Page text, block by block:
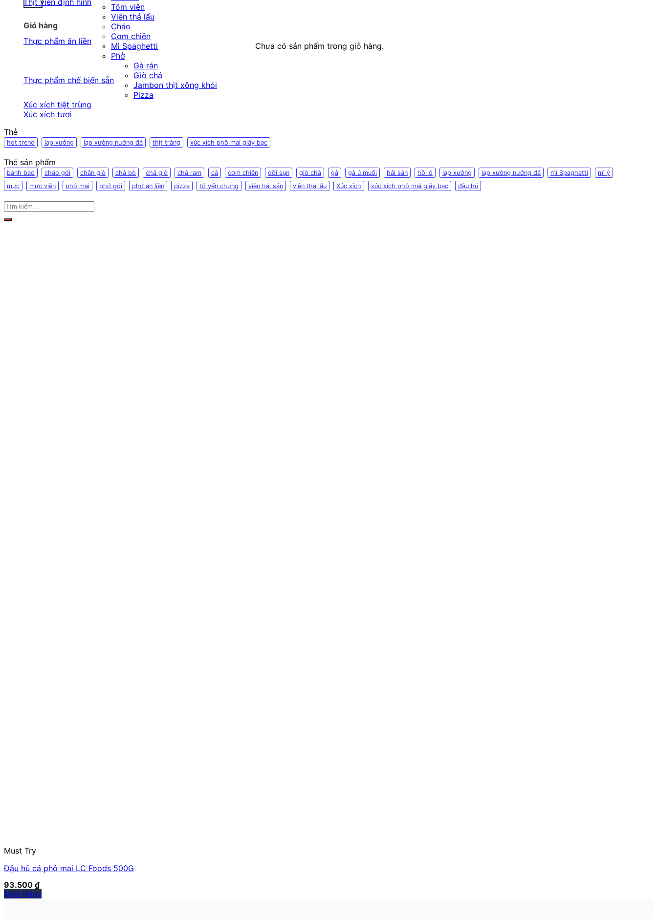
Giỏ hàng
Chưa có sản phẩm trong giỏ hàng.
Thịt viên định hình
Tôm viên
Viên thả lẩu
Thực phẩm ăn liền
Cháo
Cơm chiên
Mì Spaghetti
Phở
Thực phẩm chế biến sẵn
Gà rán
Giò chả
Jambon thịt xông khói
Pizza
Xúc xích tiệt trùng
Xúc xích tươi
Thẻ
hot trend lạp xưởng lạp xưởng nướng đá thịt trắng xúc xích phô mai giấy bạc
Thẻ sản phẩm
bánh bao cháo gói chân giò chả bò chả giò chả ram cá cơm chiên dồi sụn giò chả gà gà ủ muối hải sản hồ lô lạp xưởng lạp xưởng nướng đá mì Spaghetti
mì ý
mực
mực viên phô mai phở gói phở ăn liền pizza tổ yến chưng viên hải sản viên thả lẩu Xúc xích xúc xích phô mai giấy bạc đậu hũ
Must Try
Đậu hũ cá phô mai LC Foods 500G
93.500 ₫
Mua Ngay